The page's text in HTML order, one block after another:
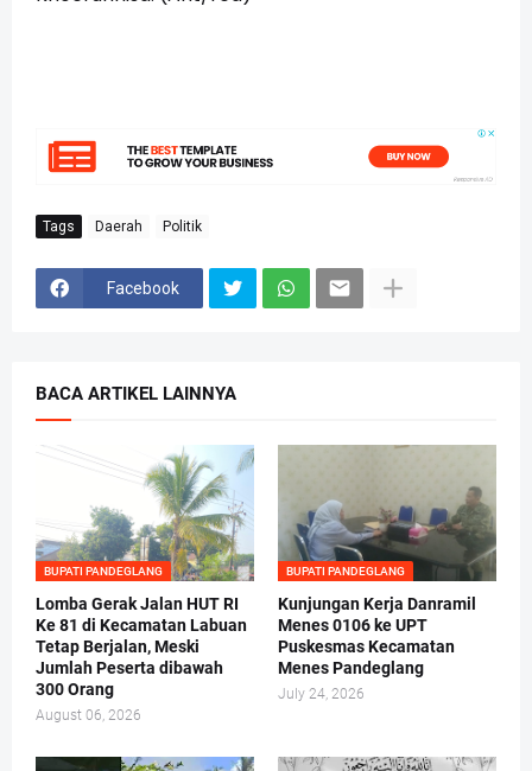
Tags Daerah Politik
Facebook
BACA ARTIKEL LAINNYA
BUPATI PANDEGLANG
Lomba Gerak Jalan HUT RI
Ke 81 di Kecamatan Labuan
Tetap Berjalan, Meski
Jumlah Peserta dibawah
300 Orang
August 06, 2026
BUPATI PANDEGLANG
Kunjungan Kerja Danramil
Menes 0106 ke UPT
Puskesmas Kecamatan
Menes Pandeglang
July 24, 2026